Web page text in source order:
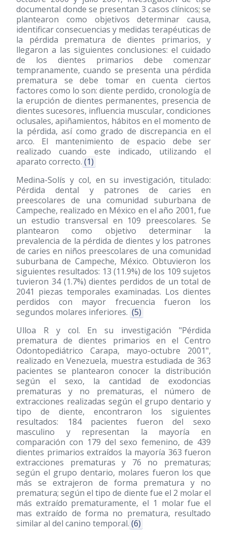
documental donde se presentan 3 casos clínicos; se
plantearon como objetivos determinar causa,
identificar consecuencias y medidas terapéuticas de
la pérdida prematura de dientes primarios, y
llegaron a las siguientes conclusiones: el cuidado
de los dientes primarios debe comenzar
tempranamente, cuando se presenta una pérdida
prematura se debe tomar en cuenta ciertos
factores como lo son: diente perdido, cronología de
la erupción de dientes permanentes, presencia de
dientes sucesores, influencia muscular, condiciones
oclusales, apiñamientos, hábitos en el momento de
la pérdida, así como grado de discrepancia en el
arco. El mantenimiento de espacio debe ser
realizado cuando este indicado, utilizando el
aparato correcto. (1)
Medina-Solís y col, en su investigación, titulado:
Pérdida dental y patrones de caries en
preescolares de una comunidad suburbana de
Campeche, realizado en México en el año 2001, fue
un estudio transversal en 109 preescolares. Se
plantearon como objetivo determinar la
prevalencia de la pérdida de dientes y los patrones
de caries en niños preescolares de una comunidad
suburbana de Campeche, México. Obtuvieron los
siguientes resultados: 13 (11.9%) de los 109 sujetos
tuvieron 34 (1.7%) dientes perdidos de un total de
2041 piezas temporales examinadas. Los dientes
perdidos con mayor frecuencia fueron los
segundos molares inferiores. (5)
Ulloa R y col. En su investigación "Pérdida
prematura de dientes primarios en el Centro
Odontopediátrico Carapa, mayo-octubre 2001",
realizado en Venezuela, muestra estudiada de 363
pacientes se plantearon conocer la distribución
según el sexo, la cantidad de exodoncias
prematuras y no prematuras, el número de
extracciones realizadas según el grupo dentario y
tipo de diente, encontraron los siguientes
resultados: 184 pacientes fueron del sexo
masculino y representan la mayoría en
comparación con 179 del sexo femenino, de 439
dientes primarios extraídos la mayoría 363 fueron
extracciones prematuras y 76 no prematuras;
según el grupo dentario, molares fueron los que
más se extrajeron de forma prematura y no
prematura; según el tipo de diente fue el 2 molar el
más extraído prematuramente, el 1 molar fue el
mas extraído de forma no prematura, resultado
similar al del canino temporal. (6)